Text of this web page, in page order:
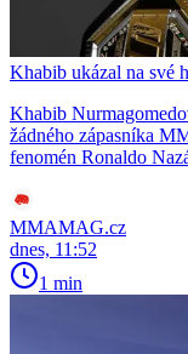
Khabib ukázal na své
Khabib
žádného zápasníka
fenomén Ronaldo
MMAMAG.cz
dnes, 11:52
1 min